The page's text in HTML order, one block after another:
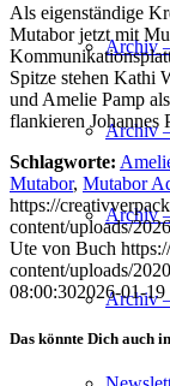
Archiv
Archiv
Archiv
Archiv
Als eigenständige
Mutabor jetzt mit
Spitze stehen Kathi
und Amelie Pamp
flankieren Johannes
Schlagworte:
Mutabor, Mutabor
https://
content/uploads/
Ute von Buch
content/uploads/
08:00:302026-01-
Das könnte Dich auch